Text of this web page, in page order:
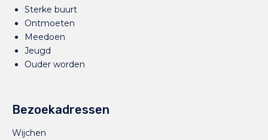
Sterke buurt
Ontmoeten
Meedoen
Jeugd
Ouder worden
Bezoekadressen
Wijchen